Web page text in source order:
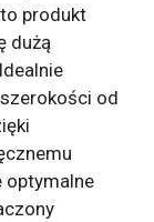
to produkt
dużą
od
optymalne